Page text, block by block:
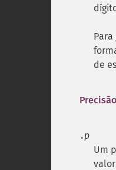
de
.p
Um